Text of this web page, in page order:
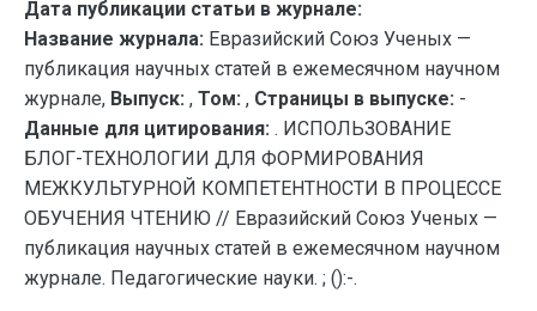
Дата публикации статьи в журнале:
Название журнала: Евразийский Союз Ученых —
публикация научных статей в ежемесячном научном
журнале, Выпуск: , Том: , Страницы в выпуске: -
Данные для цитирования: . ИСПОЛЬЗОВАНИЕ
БЛОГ-ТЕХНОЛОГИИ ДЛЯ ФОРМИРОВАНИЯ
МЕЖКУЛЬТУРНОЙ КОМПЕТЕНТНОСТИ В ПРОЦЕССЕ
ОБУЧЕНИЯ ЧТЕНИЮ // Евразийский Союз Ученых —
публикация научных статей в ежемесячном научном
журнале. Педагогические науки. ; ():-.